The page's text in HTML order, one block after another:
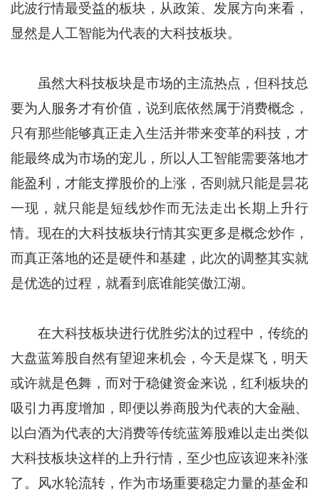
此波行情最受益的板块，从政策、发展方向来看，
显然是人工智能为代表的大科技板块。
虽然大科技板块是市场的主流热点，但科技总
要为人服务才有价值，说到底依然属于消费概念，
只有那些能够真正走入生活并带来变革的科技，才
能最终成为市场的宠儿，所以人工智能需要落地才
能盈利，才能支撑股价的上涨，否则就只能是昙花
一现，就只能是短线炒作而无法走出长期上升行
情。现在的大科技板块行情其实更多是概念炒作，
而真正落地的还是硬件和基建，此次的调整其实就
是优选的过程，就看到底谁能笑傲江湖。
在大科技板块进行优胜劣汰的过程中，传统的
大盘蓝筹股自然有望迎来机会，今天是煤飞，明天
或许就是色舞，而对于稳健资金来说，红利板块的
吸引力再度增加，即便以券商股为代表的大金融、
以白酒为代表的大消费等传统蓝筹股难以走出类似
大科技板块这样的上升行情，至少也应该迎来补涨
了。风水轮流转，作为市场重要稳定力量的基金和